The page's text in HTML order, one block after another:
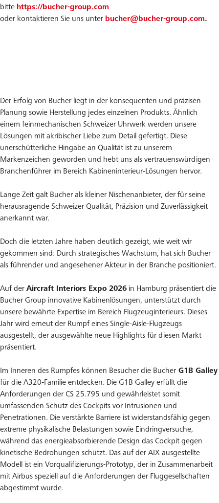
bitte https://bucher-group.com
oder kontaktieren Sie uns unter bucher@bucher-group.com.
Der Erfolg von Bucher liegt in der konsequenten und präzisen
Planung sowie Herstellung jedes einzelnen Produkts. Ähnlich
einem feinmechanischen Schweizer Uhrwerk werden unsere
Lösungen mit akribischer Liebe zum Detail gefertigt. Diese
unerschütterliche Hingabe an Qualität ist zu unserem
Markenzeichen geworden und hebt uns als vertrauenswürdigen
Branchenführer im Bereich Kabineninterieur-Lösungen hervor.
Lange Zeit galt Bucher als kleiner Nischenanbieter, der für seine
herausragende Schweizer Qualität, Präzision und Zuverlässigkeit
anerkannt war.
Doch die letzten Jahre haben deutlich gezeigt, wie weit wir
gekommen sind: Durch strategisches Wachstum, hat sich Bucher
als führender und angesehener Akteur in der Branche positioniert.
Auf der Aircraft Interiors Expo 2026 in Hamburg präsentiert die
Bucher Group innovative Kabinenlösungen, unterstützt durch
unsere bewährte Expertise im Bereich Flugzeuginterieurs. Dieses
Jahr wird erneut der Rumpf eines Single-Aisle-Flugzeugs
ausgestellt, der ausgewählte neue Highlights für diesen Markt
präsentiert.
Im Inneren des Rumpfes können Besucher die Bucher G1B Galley
für die A320-Familie entdecken. Die G1B Galley erfüllt die
Anforderungen der CS 25.795 und gewährleistet somit
umfassenden Schutz des Cockpits vor Intrusionen und
Penetrationen. Die verstärkte Barriere ist widerstandsfähig gegen
extreme physikalische Belastungen sowie Eindringversuche,
während das energieabsorbierende Design das Cockpit gegen
kinetische Bedrohungen schützt. Das auf der AIX ausgestellte
Modell ist ein Vorqualifizierungs-Prototyp, der in Zusammenarbeit
mit Airbus speziell auf die Anforderungen der Fluggesellschaften
abgestimmt wurde.